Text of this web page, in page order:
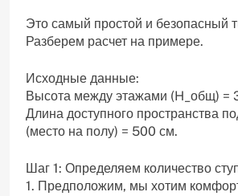
Это самый простой и безопасный
Разберем расчет на примере.
Исходные данные:
Высота между этажами (H_общ) =
Длина доступного пространства
(место на полу) = 500 см.
Шаг 1: Определяем количество
1. Предположим, мы хотим